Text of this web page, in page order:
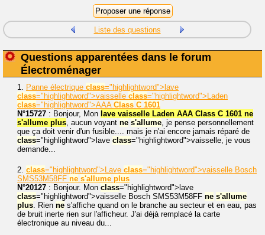
Liste des questions
Questions apparentées dans le forum
Électroménager
1. Panne électrique class="highlightword">lave
class="highlightword">vaisselle class="highlightword">Laden
class="highlightword">AAA Class C 1601
N°15727 : Bonjour, Mon lave vaisselle Laden AAA Class C 1601 ne
s'allume plus , aucun voyant ne s'allume , je pense personnellement
que ça doit venir d'un fusible.... mais je n'ai encore jamais réparé de
class="highlightword">lave class="highlightword">vaisselle, je vous
demande...
2. class="highlightword">Lave class="highlightword">vaisselle Bosch
SMS53M58FF ne s'allume plus
N°20127 : Bonjour. Mon class="highlightword">lave
class="highlightword">vaisselle Bosch SMS53M58FF ne s'allume
plus . Rien ne s'affiche quand on le branche au secteur et en eau, pas
de bruit inerte rien sur l'afficheur. J'ai déjà remplacé la carte
électronique au niveau du...